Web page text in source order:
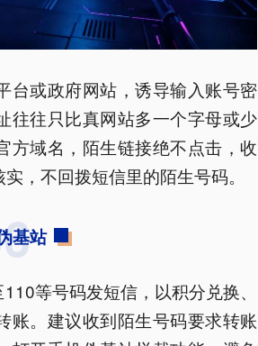
台或政府网站，诱导输入账号密
往往只比真网站多一个字母或少
方域名，陌生链接绝不点击，收
，不回拨短信里的陌生号码。
基站
等号码发短信，以积分兑换、
账。建议收到陌生号码要求转账